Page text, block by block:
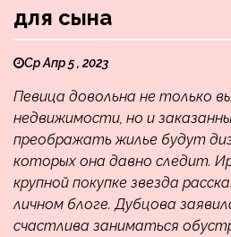
для сына
Ср Апр 5 , 2023
Певица довольна не только
недвижимости, но и
преображать жилье будут
которых она давно следит.
крупной покупке звезда
личном блоге. Дубцова
счастлива заниматься